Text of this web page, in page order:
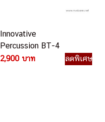
Innovative
Percussion BT-4
Bamboo Timpani ไม้
2,900 บาท ลดพิเศษ